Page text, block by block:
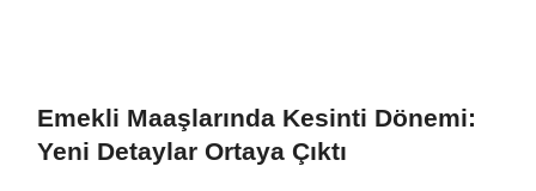
Emekli Maaşlarında Kesinti Dönemi:
Yeni Detaylar Ortaya Çıktı